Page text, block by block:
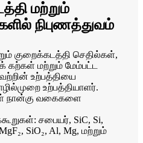
மற்றும்
நிபுணத்துவம்
குறைக்கடத்தி செதில்கள்,
கற்கள் மற்றும் மேம்பட்ட
உற்பத்தியை
உற்பத்தியாளர்.
நான்கு வகைகளை
சபையர், SiC, Si,
SiO₂, Al, Mg, மற்றும்